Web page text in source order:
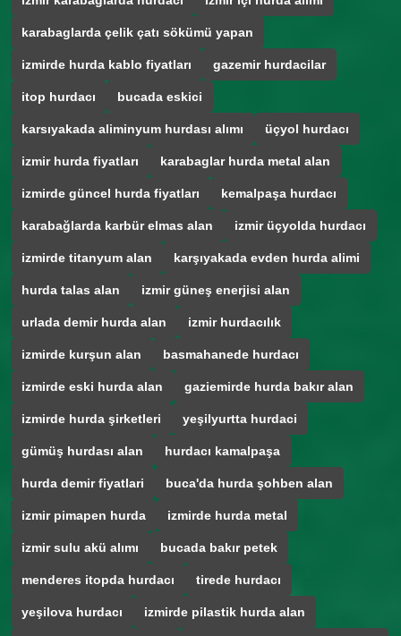
karabaglarda çelik çatı sökümü yapan
izmirde hurda kablo fiyatları gazemir hurdacilar
itop hurdacı bucada eskici
karsıyakada aliminyum hurdası alımı üçyol hurdacı
izmir hurda fiyatları karabaglar hurda metal alan
izmirde güncel hurda fiyatları kemalpaşa hurdacı
karabağlarda karbür elmas alan izmir üçyolda hurdacı
izmirde titanyum alan karşıyakada evden hurda alimi
hurda talas alan izmir güneş enerjisi alan
urlada demir hurda alan izmir hurdacılık
izmirde kurşun alan basmahanede hurdacı
izmirde eski hurda alan gaziemirde hurda bakır alan
izmirde hurda şirketleri yeşilyurtta hurdaci
gümüş hurdası alan hurdacı kamalpaşa
hurda demir fiyatlari buca'da hurda şohben alan
izmir pimapen hurda izmirde hurda metal
izmir sulu akü alımı bucada bakır petek
menderes itopda hurdacı tirede hurdacı
yeşilova hurdacı izmirde pilastik hurda alan